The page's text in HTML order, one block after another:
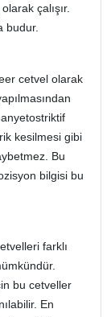
çalışır.
budur.
cetvel olarak
kesilmesi gibi
Bu
bilgisi bu
farklı
bu cetveller
En